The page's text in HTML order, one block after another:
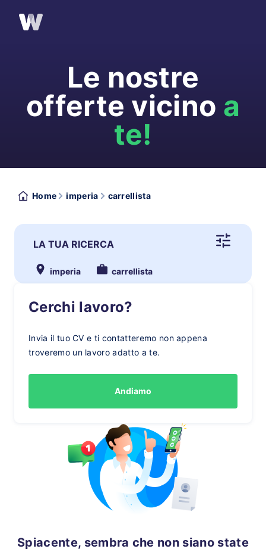
Le nostre
offerte vicino a
te!
Home imperia carrellista
LA TUA RICERCA
imperia carrellista
Cerchi lavoro?
Invia il tuo CV e ti contatteremo non appena
troveremo un lavoro adatto a te.
Andiamo
Spiacente, sembra che non siano state